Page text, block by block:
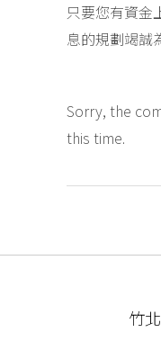
只要您有資金
息的規劃竭誠
Sorry, the
this time.
竹